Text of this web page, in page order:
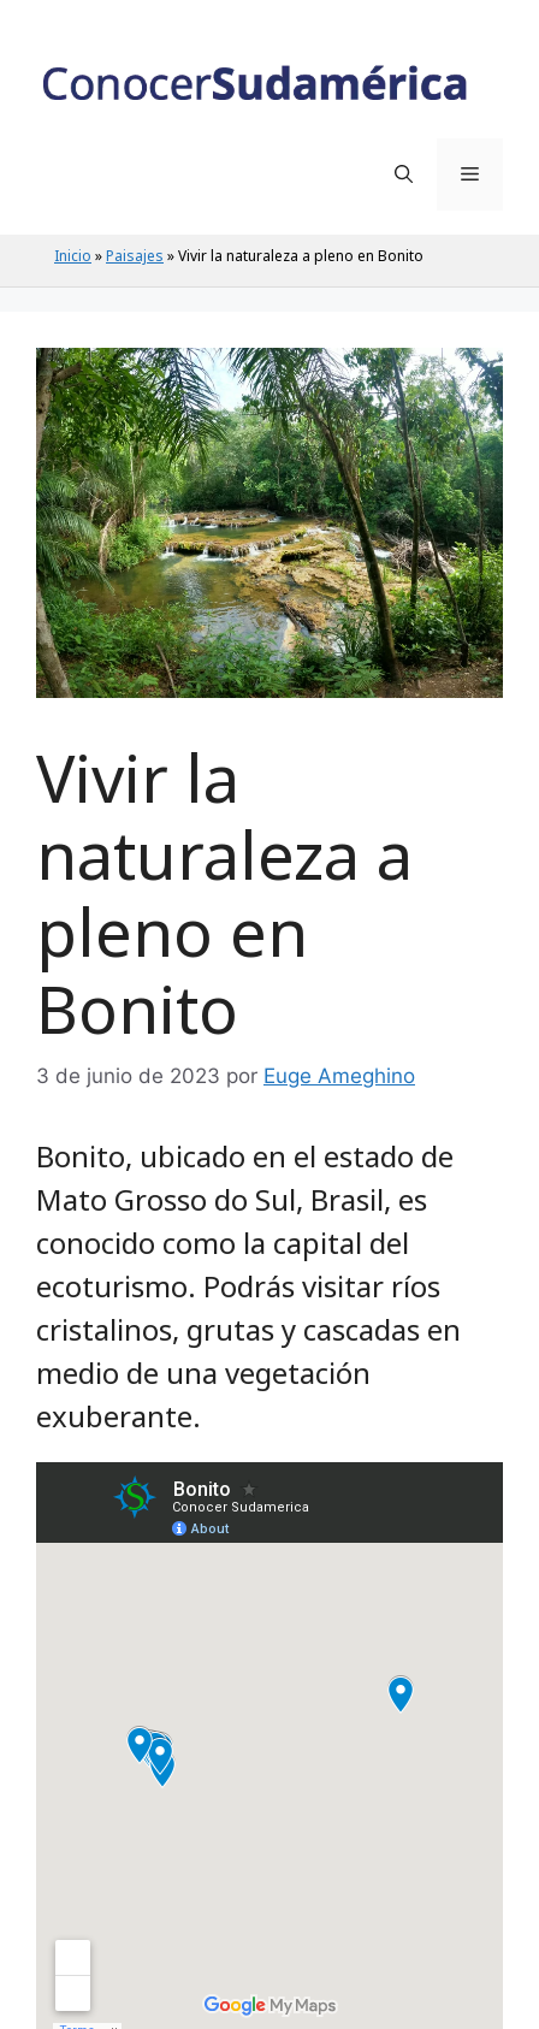
contenido
Menú
Inicio »Paisajes »Vivir la naturaleza a pleno en Bonito
Vivir la
naturaleza a
pleno en
Bonito
3 de junio de 2023 por Euge Ameghino
Bonito, ubicado en el estado de
Mato Grosso do Sul, Brasil, es
conocido como la capital del
ecoturismo. Podrás visitar ríos
cristalinos, grutas y cascadas en
medio de una vegetación
exuberante.